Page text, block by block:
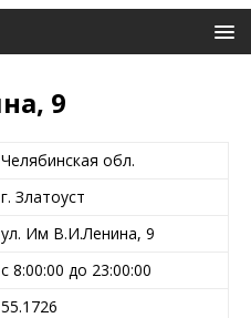
9
Челябинская обл.
г. Златоуст
ул. Им В.И.Ленина, 9
с 8:00:00 до 23:00:00
55.1726